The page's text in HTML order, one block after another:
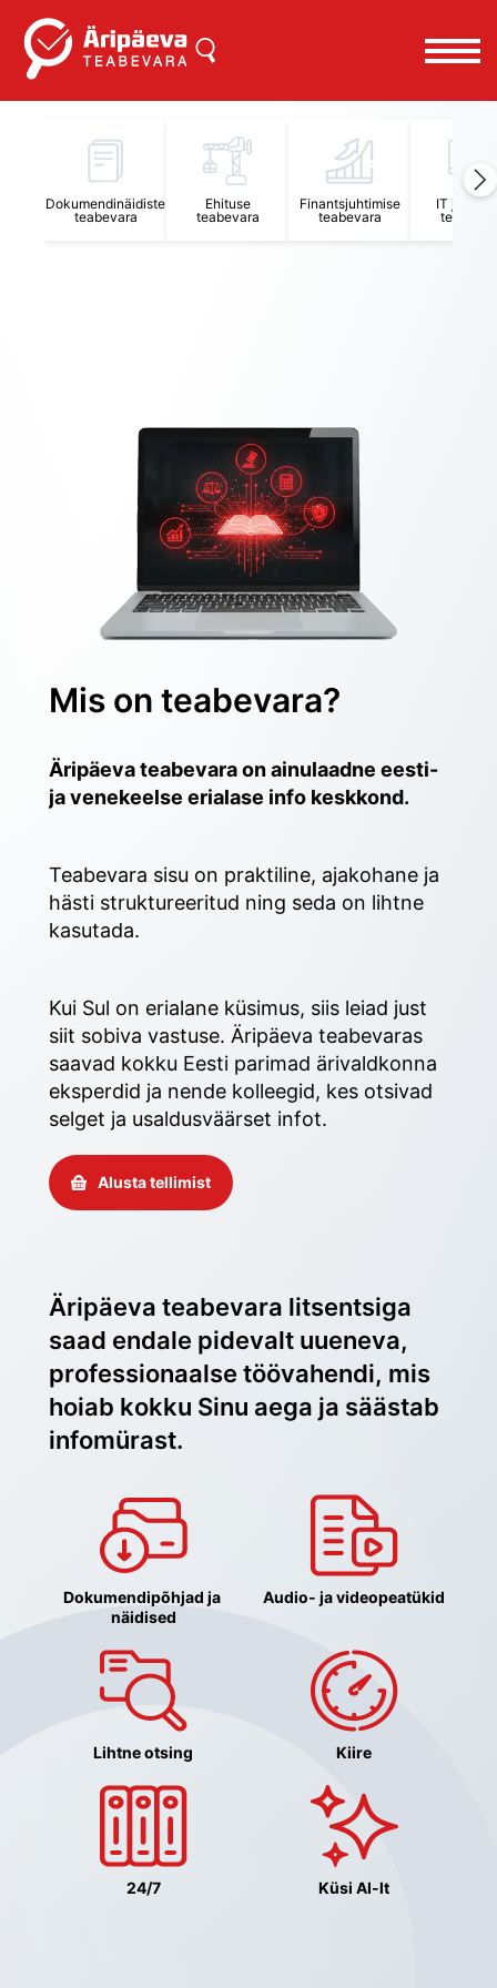
Dokumendinäidiste
teabevara
Ehituse
teabevara
Finantsjuhtimise
teabevara
IT
Mis on teabevara?
Äripäeva teabevara on ainulaadne eesti-
ja venekeelse erialase info keskkond.
Teabevara sisu on praktiline, ajakohane ja
hästi struktureeritud ning seda on lihtne
kasutada.
Kui Sul on erialane küsimus, siis leiad just
siit sobiva vastuse. Äripäeva teabevaras
saavad kokku Eesti parimad ärivaldkonna
eksperdid ja nende kolleegid, kes otsivad
selget ja usaldusväärset infot.
Alusta tellimist
Äripäeva teabevara litsentsiga
saad endale pidevalt uueneva,
professionaalse töövahendi, mis
hoiab kokku Sinu aega ja säästab
infomürast.
Dokumendipõhjad ja
näidised
Audio- ja videopeatükid
Lihtne otsing Kiire
24/7 Küsi AI-lt